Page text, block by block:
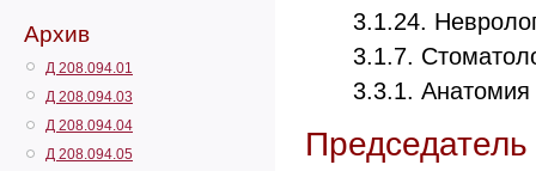
Архив
Д 208.094.01
Д 208.094.03
Д 208.094.04
Д 208.094.05
3.1.24.
3.1.7.
3.3.1. Анатомия
Председатель